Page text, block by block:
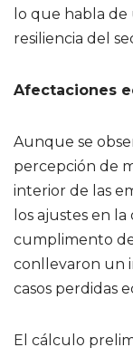
lo que habla
resiliencia del
Afectaciones
Aunque se
percepción de
interior de las
los ajustes en
cumplimento
conllevaron un
casos perdidas
El cálculo